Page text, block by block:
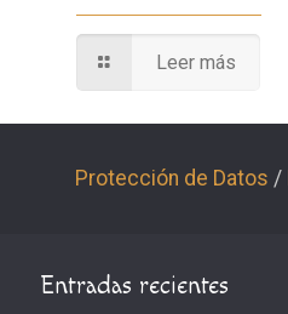
Leer más
Protección de Datos /
Entradas recientes